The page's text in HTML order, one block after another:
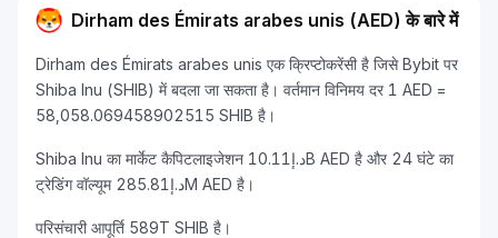
Dirham des Émirats arabes unis (AED) के बारे में
Dirham des Émirats arabes unis एक क्रिप्टोकरेंसी है जिसे Bybit पर
Shiba Inu (SHIB) में बदला जा सकता है। वर्तमान विनिमय दर 1 AED =
58,058.069458902515 SHIB है।
Shiba Inu का मार्केट कैपिटलाइजेशन د.إ10.11B AED है और 24 घंटे का
ट्रेडिंग वॉल्यूम د.إ285.81M AED है।
परिसंचारी आपूर्ति 589T SHIB है।